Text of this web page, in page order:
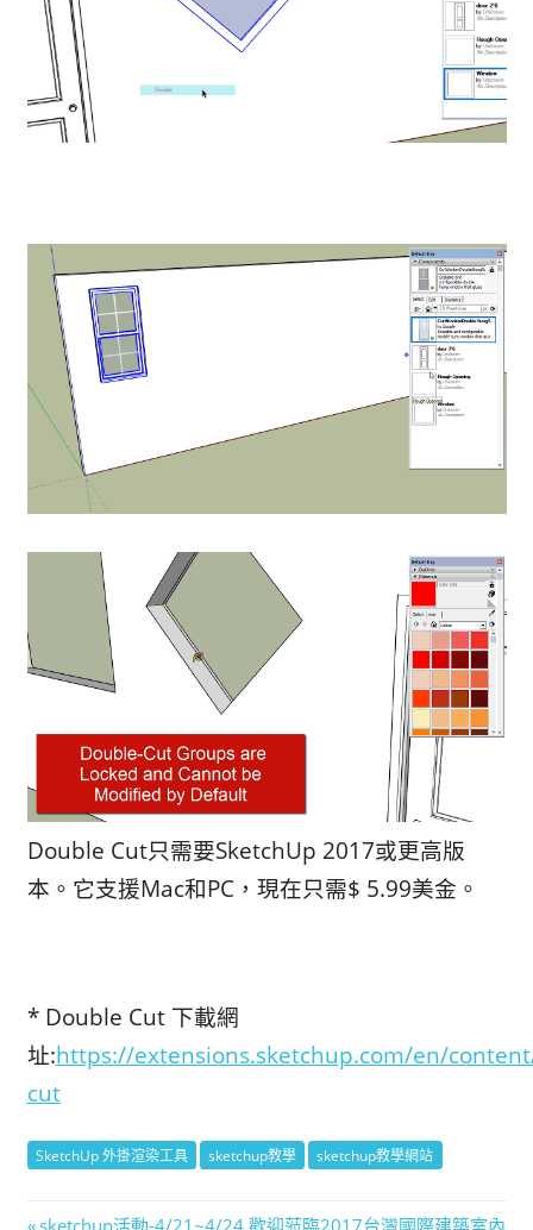
Double Cut只需要SketchUp 2017或更高版
本。它支援Mac和PC，現在只需$ 5.99美金。
* Double Cut 下載網
址:https://extensions.sketchup.com/en/
cut
SketchUp 外掛渲染工具 sketchup教學 sketchup教學網站
Previous